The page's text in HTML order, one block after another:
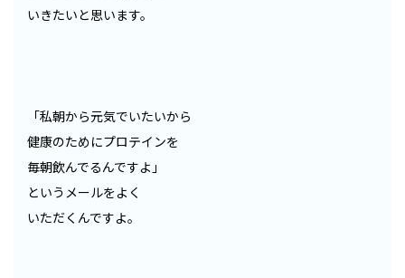
いきたいと思います。
「私朝から元気でいたいから
健康のためにプロテインを
毎朝飲んでるんですよ」
というメールをよく
いただくんですよ。